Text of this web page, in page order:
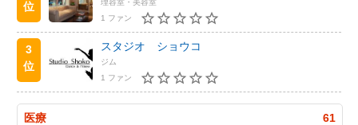
位
1 ファン
3
位
スタジオ ショウコ
ジム
1 ファン
医療 61